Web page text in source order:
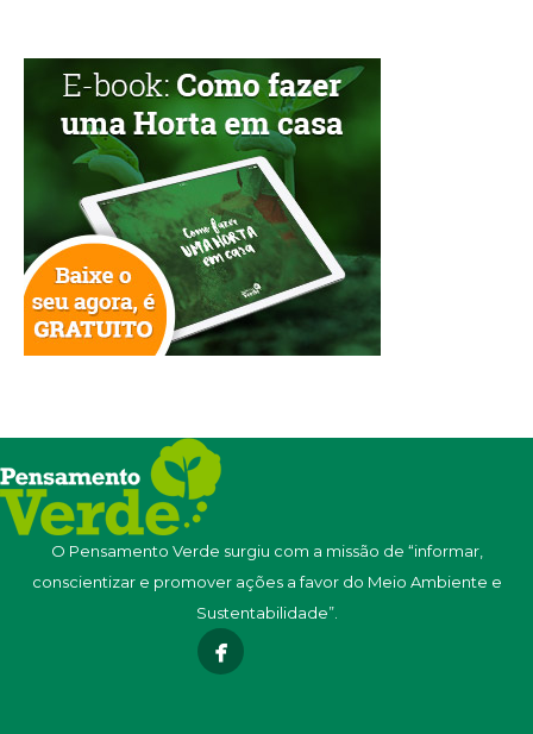
O Pensamento Verde surgiu com a missão de “informar,
conscientizar e promover ações a favor do Meio Ambiente e
Sustentabilidade”.